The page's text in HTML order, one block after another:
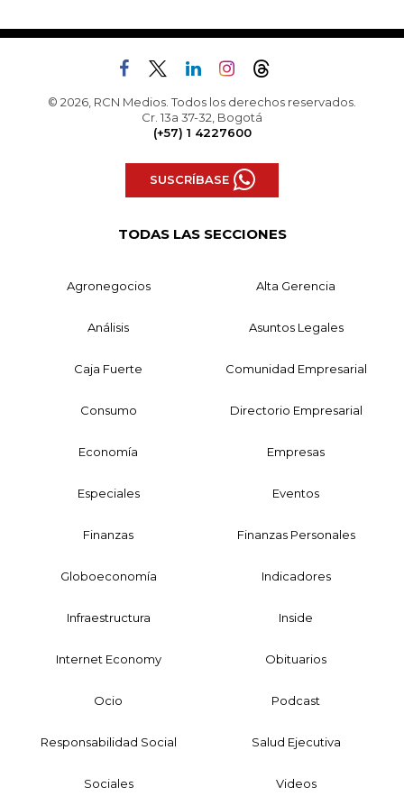
© 2026, RCN Medios. Todos los derechos reservados.
Cr. 13a 37-32, Bogotá
(+57) 1 4227600
SUSCRÍBASE
TODAS LAS SECCIONES
Agronegocios Alta Gerencia
Análisis Asuntos Legales
Caja Fuerte Comunidad Empresarial
Consumo Directorio Empresarial
Economía Empresas
Especiales Eventos
Finanzas Finanzas Personales
Globoeconomía Indicadores
Infraestructura Inside
Internet Economy Obituarios
Ocio Podcast
Responsabilidad Social Salud Ejecutiva
Sociales Videos